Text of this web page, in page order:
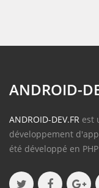
ANDROID-
ANDROID-DEV.FR est
développement
été développé en